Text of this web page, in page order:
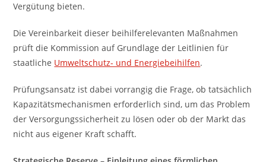
Vergütung bieten.
Die Vereinbarkeit dieser beihilferelevanten Maßnahmen
prüft die Kommission auf Grundlage der Leitlinien für
staatliche Umweltschutz- und Energiebeihilfen.
Prüfungsansatz ist dabei vorrangig die Frage, ob tatsächlich
Kapazitätsmechanismen erforderlich sind, um das Problem
der Versorgungssicherheit zu lösen oder ob der Markt das
nicht aus eigener Kraft schafft.